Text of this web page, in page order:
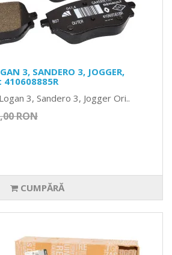
3, SANDERO 3, JOGGER,
3, Sandero 3, Jogger Ori..
RON
CUMPĂRĂ